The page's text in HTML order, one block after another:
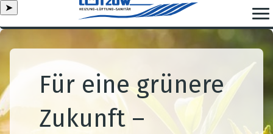
➤
Für eine grünere
Zukunft –